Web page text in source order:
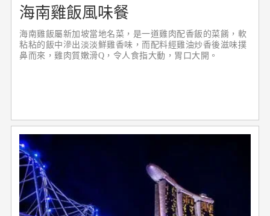
海南雞飯風味餐
海南雞飯屬新加坡當地名菜，是一道雞肉配香飯的菜餚，軟
粘粘的飯中滲出淡淡鮮雞香味，而配料經雞油炒香後滋味撲
鼻而來，雞肉質嫩滑Q，令人食指大動，胃口大開。